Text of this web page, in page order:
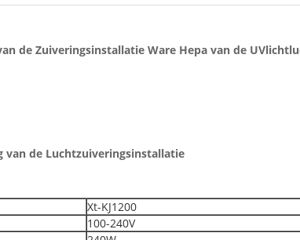
de Zuiveringsinstallatie Ware Hepa van de
van de Luchtzuiveringsinstallatie
Xt-KJ1200
100-240V